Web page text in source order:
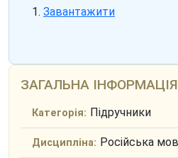
Завантажити
ЗАГАЛЬНА ІНФОРМАЦІЯ
Категорія: Підручники
Дисципліна: Російська